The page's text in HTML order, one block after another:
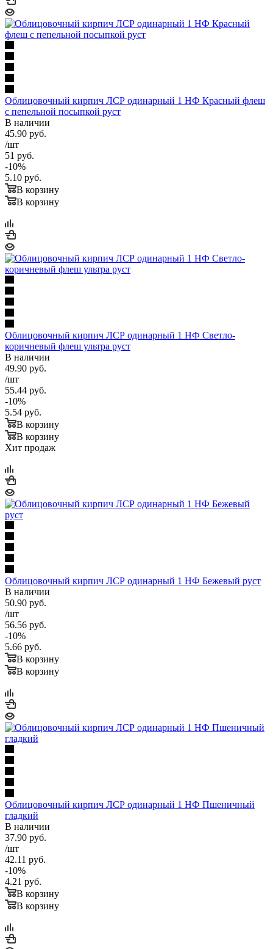
Облицовочный кирпич ЛСР одинарный 1 НФ Красный флеш
с пепельной посыпкой руст
В наличии
45.90 руб.
/шт
51 руб.
-10%
5.10 руб.
В корзину
В корзину
Облицовочный кирпич ЛСР одинарный 1 НФ Светло-
коричневый флеш ультра руст
В наличии
49.90 руб.
/шт
55.44 руб.
-10%
5.54 руб.
В корзину
В корзину
Хит продаж
Облицовочный кирпич ЛСР одинарный 1 НФ Бежевый руст
В наличии
50.90 руб.
/шт
56.56 руб.
-10%
5.66 руб.
В корзину
В корзину
Облицовочный кирпич ЛСР одинарный 1 НФ Пшеничный
гладкий
В наличии
37.90 руб.
/шт
42.11 руб.
-10%
4.21 руб.
В корзину
В корзину